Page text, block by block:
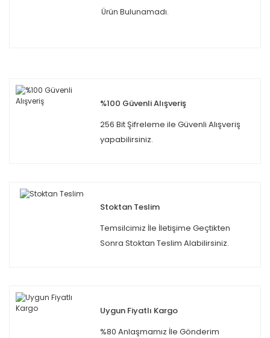
Ürün Bulunamadı.
%100 Güvenli Alışveriş
256 Bit Şifreleme ile Güvenli Alışveriş
yapabilirsiniz.
Stoktan Teslim
Temsilcimiz İle İletişime Geçtikten
Sonra Stoktan Teslim Alabilirsiniz.
Uygun Fiyatlı Kargo
%80 Anlaşmamız İle Gönderim